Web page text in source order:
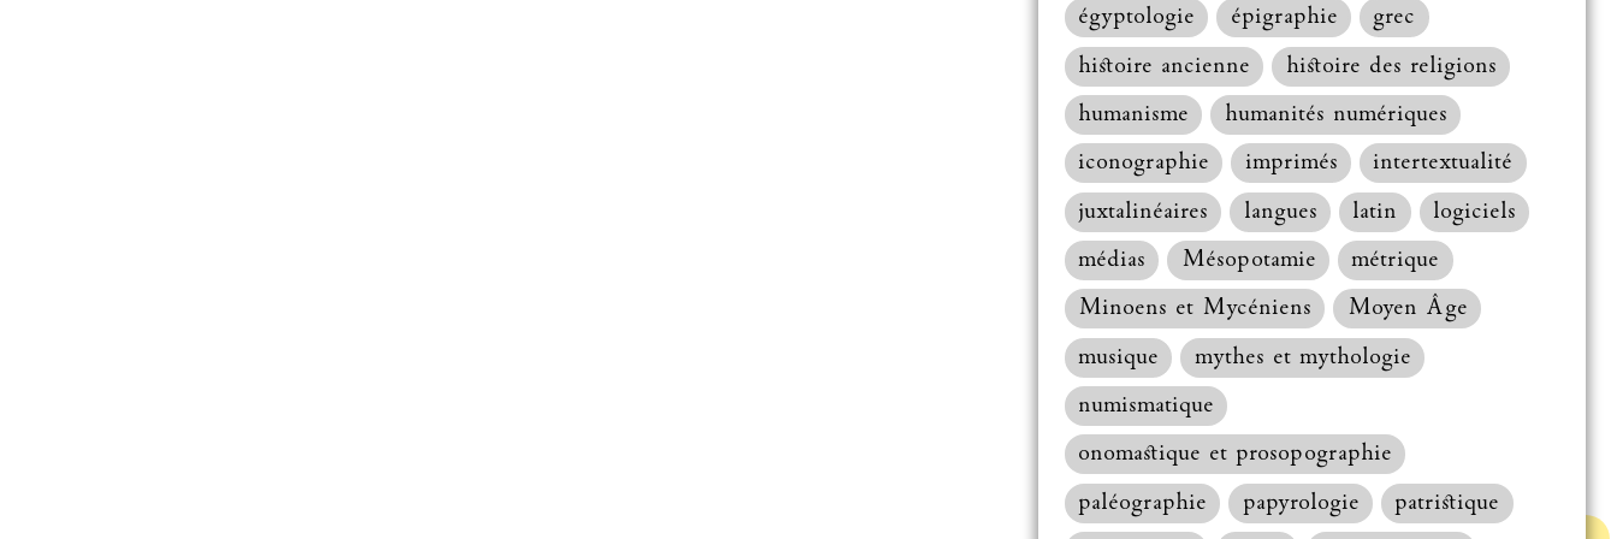
Haut de la
égyptologie
épigraphie
grec
histoire ancienne
histoire des religions
humanisme
humanités numériques
iconographie
imprimés
intertextualité
juxtalinéaires
langues latin
logiciels
médias
Mésopotamie
métrique
Minoens et Mycéniens
Moyen Âge
musique
mythes et mythologie
numismatique
onomastique et prosopographie
paléographie
papyrologie patristique